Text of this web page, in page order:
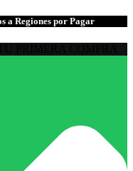
a Regiones por Pagar